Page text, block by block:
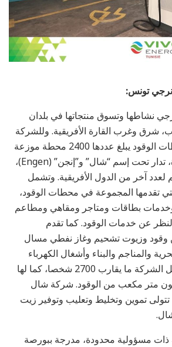
تونس:
نشاطها وتسوق منتجاتها في بلدان
شرق وغرب القارة الأفريقية. وللشركة
شبكة واسعة من محطات الوقود يبلغ عددها 2400 محطة موزعة
على 23 بلدا من القارة، تدار تحت إسم “شال” و”إنجن” (Engen)،
آخر من الدول الأفريقية. وتشمل
تقدمها المجموعة في محطات الوقود،
بطاقات ومتاجر ومقاهي ومطاعم
عن خدمات الوقود. كما تقدم
وقود وزيوت تشحيم وغاز نفطي مسال
والمناجم والبناء وأشغال الكهرباء
والنقل والصناعة. تشغل الشركة ما يقارب 2700 شخصا، كما لها
متر مكعب من الوقود. شركة شال
تموين وتخليط وتعليب وتوفير زيت
مسؤولية محدودة، مدرجة ببورصة